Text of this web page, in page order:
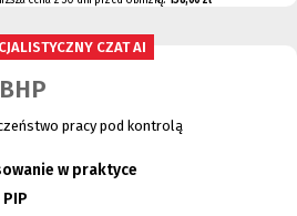
CZAT AI
pracy pod kontrolą
w praktyce